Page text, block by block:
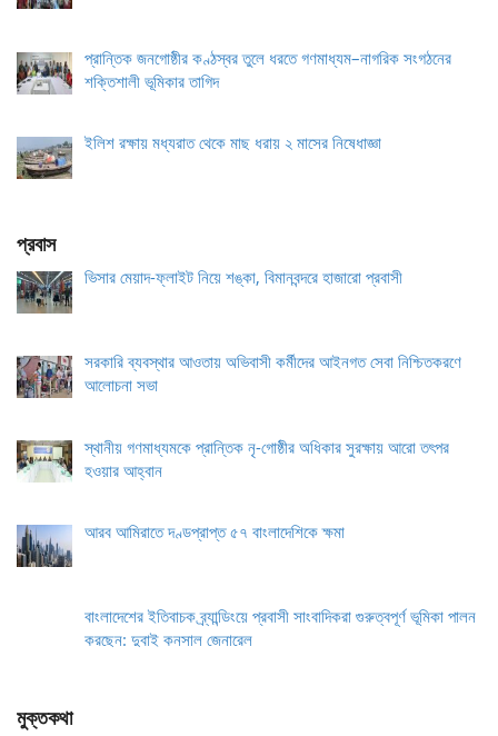
প্রান্তিক জনগোষ্ঠীর কণ্ঠস্বর তুলে ধরতে গণমাধ্যম–নাগরিক সংগঠনের
শক্তিশালী ভূমিকার তাগিদ
ইলিশ রক্ষায় মধ্যরাত থেকে মাছ ধরায় ২ মাসের নিষেধাজ্ঞা
প্রবাস
ভিসার মেয়াদ-ফ্লাইট নিয়ে শঙ্কা, বিমানবন্দরে হাজারো প্রবাসী
সরকারি ব্যবস্থার আওতায় অভিবাসী কর্মীদের আইনগত সেবা নিশ্চিতকরণে
আলোচনা সভা
স্থানীয় গণমাধ্যমকে প্রান্তিক নৃ-গোষ্ঠীর অধিকার সুরক্ষায় আরো তৎপর
হওয়ার আহ্বান
আরব আমিরাতে দণ্ডপ্রাপ্ত ৫৭ বাংলাদেশিকে ক্ষমা
বাংলাদেশের ইতিবাচক ব্র্যান্ডিংয়ে প্রবাসী সাংবাদিকরা গুরুত্বপূর্ণ ভূমিকা পালন
করছেন: দুবাই কনসাল জেনারেল
মুক্তকথা